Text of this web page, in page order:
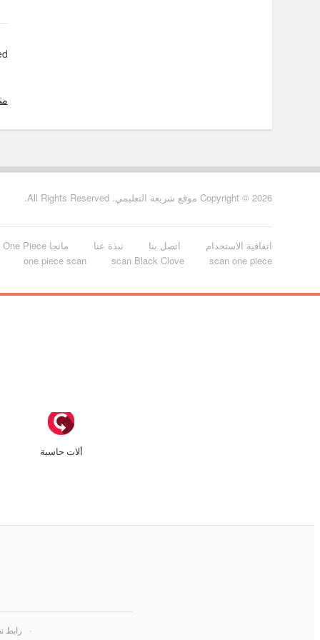
Copyright © 2026 موقع شريعة التعليمي. All Rights Reserved.
اتفاقية الاستخدام اتصل بنا نبذة عنا
مانجا One Piece الفصل 928 مترجم
scan one piece
scan Black Clove
one piece scan